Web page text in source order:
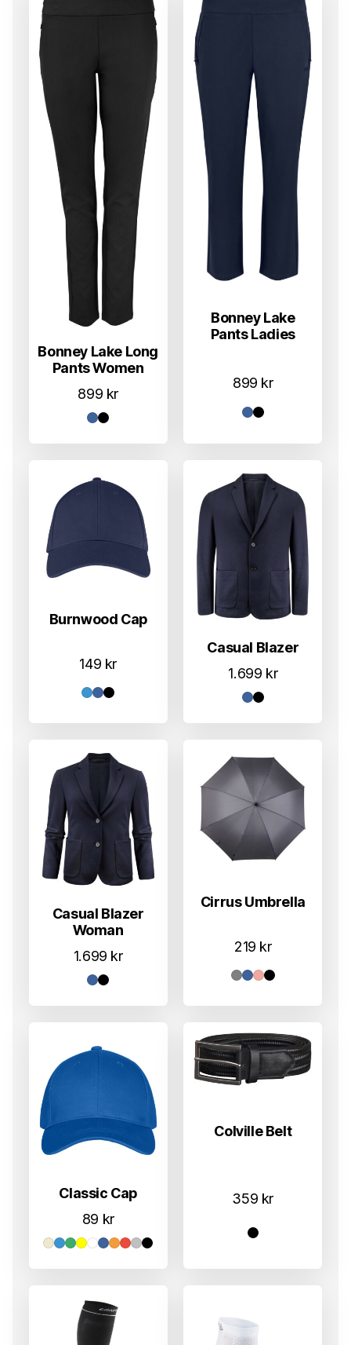
Bonney Lake Long
Pants Women
899 kr
Bonney Lake
Pants Ladies
899 kr
Burnwood Cap
149 kr
Casual Blazer
1.699 kr
Casual Blazer
Woman
1.699 kr
Cirrus Umbrella
219 kr
Classic Cap
89 kr
Colville Belt
359 kr